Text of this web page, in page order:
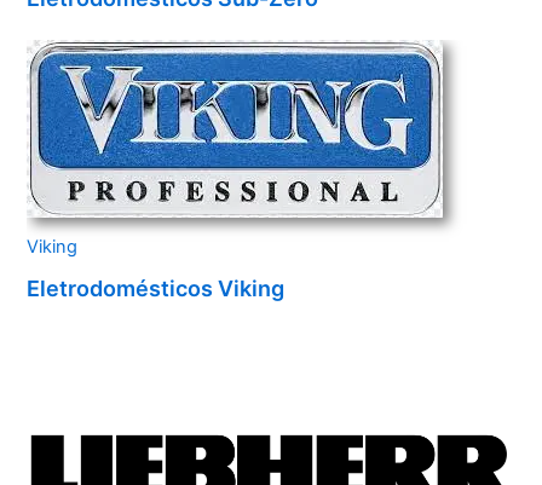
Viking
Eletrodomésticos Viking